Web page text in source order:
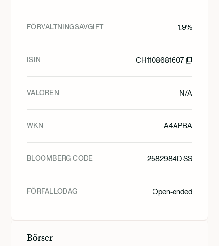
FÖRVALTNINGSAVGIFT 1.9%
ISIN CH1108681607
VALOREN N/A
WKN A4APBA
BLOOMBERG CODE 2582984D SS
FÖRFALLODAG Open-ended
Börser